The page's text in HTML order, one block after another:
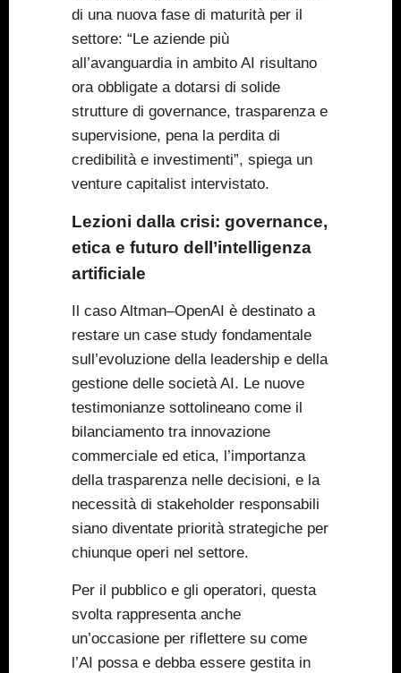
di una nuova fase di maturità per il
settore: “Le aziende più
all’avanguardia in ambito AI risultano
ora obbligate a dotarsi di solide
strutture di governance, trasparenza e
supervisione, pena la perdita di
credibilità e investimenti”, spiega un
venture capitalist intervistato.
Lezioni dalla crisi: governance,
etica e futuro dell’intelligenza
artificiale
Il caso Altman–OpenAI è destinato a
restare un case study fondamentale
sull’evoluzione della leadership e della
gestione delle società AI. Le nuove
testimonianze sottolineano come il
bilanciamento tra innovazione
commerciale ed etica, l’importanza
della trasparenza nelle decisioni, e la
necessità di stakeholder responsabili
siano diventate priorità strategiche per
chiunque operi nel settore.
Per il pubblico e gli operatori, questa
svolta rappresenta anche
un’occasione per riflettere su come
l’AI possa e debba essere gestita in